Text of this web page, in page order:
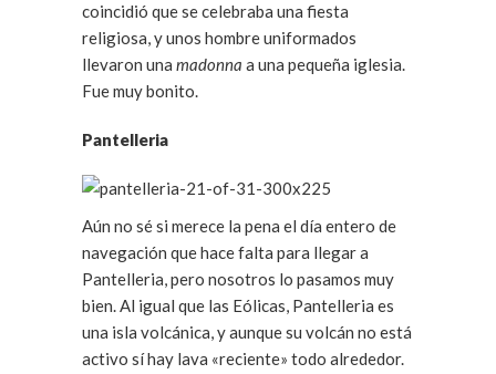
coincidió que se celebraba una fiesta
religiosa, y unos hombre uniformados
llevaron una madonna a una pequeña iglesia.
Fue muy bonito.
Pantelleria
Aún no sé si merece la pena el día entero de
navegación que hace falta para llegar a
Pantelleria, pero nosotros lo pasamos muy
bien. Al igual que las Eólicas, Pantelleria es
una isla volcánica, y aunque su volcán no está
activo sí hay lava «reciente» todo alrededor.